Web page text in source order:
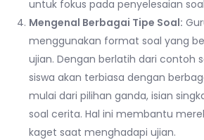
untuk fokus pada penyelesaian
Mengenal Berbagai Tipe Soal:
menggunakan format soal yang
ujian. Dengan berlatih dari contoh
siswa akan terbiasa dengan
mulai dari pilihan ganda, isian
soal cerita. Hal ini membantu
kaget saat menghadapi ujian.